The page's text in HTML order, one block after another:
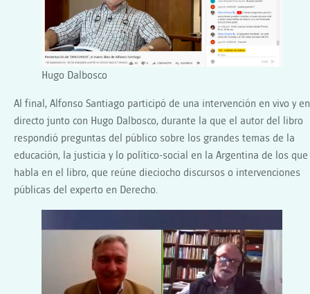
Hugo Dalbosco
Al final, Alfonso Santiago participó de una intervención en vivo y en
directo junto con Hugo Dalbosco, durante la que el autor del libro
respondió preguntas del público sobre los grandes temas de la
educación, la justicia y lo político-social en la Argentina de los que
habla en el libro, que reúne dieciocho discursos o intervenciones
públicas del experto en Derecho.